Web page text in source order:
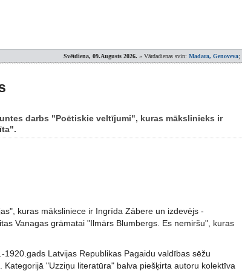
Svētdiena, 09.Augusts 2026. » Vārdadienas svin: Madara, Genoveva;
darbs "Poētiskie veltījumi", kuras mākslinieks ir
kuras māksliniece ir Ingrīda Zābere un izdevējs -
Vanagas grāmatai "Ilmārs Blumbergs. Es nemiršu", kuras
Latvijas Republikas Pagaidu valdības sēžu
"Uzziņu literatūra" balva piešķirta autoru kolektīva